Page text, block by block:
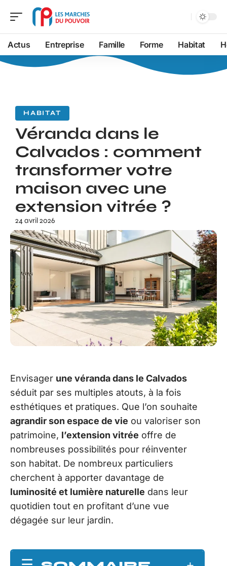
Actus Entreprise Famille Forme Habitat
HABITAT
Véranda dans le
Calvados : comment
transformer votre
maison avec une
extension vitrée ?
24 avril 2026
Envisager une véranda dans le Calvados
séduit par ses multiples atouts, à la fois
esthétiques et pratiques. Que l’on souhaite
agrandir son espace de vie ou valoriser son
patrimoine, l’extension vitrée offre de
nombreuses possibilités pour réinventer
son habitat. De nombreux particuliers
cherchent à apporter davantage de
luminosité et lumière naturelle dans leur
quotidien tout en profitant d’une vue
dégagée sur leur jardin.